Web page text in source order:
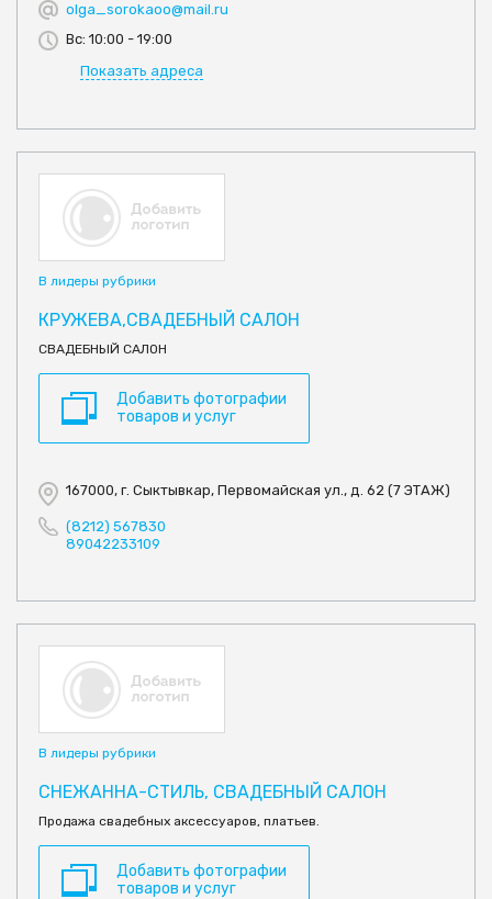
olga_sorokaoo@mail.ru
Вс: 10:00 - 19:00
Показать адреса
В лидеры рубрики
КРУЖЕВА,СВАДЕБНЫЙ САЛОН
СВАДЕБНЫЙ САЛОН
Добавить фотографии
товаров и услуг
167000, г. Сыктывкар, Первомайская ул., д. 62 (7 ЭТАЖ)
(8212) 567830
89042233109
В лидеры рубрики
СНЕЖАННА-СТИЛЬ, СВАДЕБНЫЙ САЛОН
Продажа свадебных аксессуаров, платьев.
Добавить фотографии
товаров и услуг